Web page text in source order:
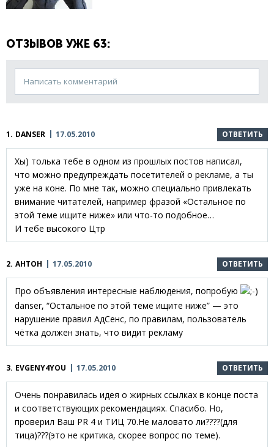
ОТЗЫВОВ УЖЕ 63:
Написать комментарий
1. DANSER 17.05.2010 ОТВЕТИТЬ
Хы) толька тебе в одном из прошлых постов написал,
что можно предупреждать посетителей о рекламе, а ты
уже на коне. По мне так, можно специально привлекать
внимание читателей, например фразой «Остальное по
этой теме ищите ниже» или что-то подобное…
И тебе высокого Цтр
2. АНТОН 17.05.2010 ОТВЕТИТЬ
Про объявления интересные наблюдения, попробую
danser, “Остальное по этой теме ищите ниже” — это
нарушение правил АдСенс, по правилам, пользователь
чётка должен знать, что видит рекламу
3. EVGENY4YOU 17.05.2010 ОТВЕТИТЬ
Очень понравилась идея о жирных ссылках в конце поста
и соответствующих рекомендациях. Спасибо. Но,
проверил Ваш PR 4 и ТИЦ 70.Не маловато ли????(для
тица)???(это не критика, скорее вопрос по теме).